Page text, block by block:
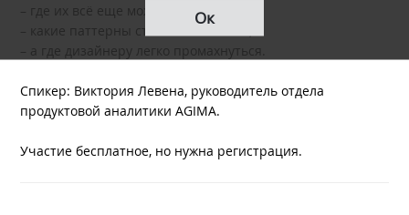
– где их всё еще можно удивить;
– какие паттерны стали типичными;
– а где дизайнеру легко промахнуться.
Спикер: Виктория Левена, руководитель отдела
продуктовой аналитики AGIMA.
Участие бесплатное, но нужна регистрация.
Ок